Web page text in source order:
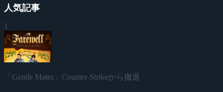
人気記事
1
「Gentle Mates」Counter-Strikeから撤退